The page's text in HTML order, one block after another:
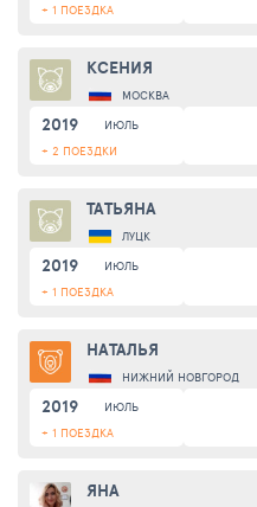
+ 1 ПОЕЗДКА
КСЕНИЯ
МОСКВА
2019
ИЮЛЬ
+ 2 ПОЕЗДКИ
ТАТЬЯНА
ЛУЦК
2019
ИЮЛЬ
+ 1 ПОЕЗДКА
НАТАЛЬЯ
НИЖНИЙ НОВГОРОД
2019
ИЮЛЬ
+ 1 ПОЕЗДКА
ЯНА